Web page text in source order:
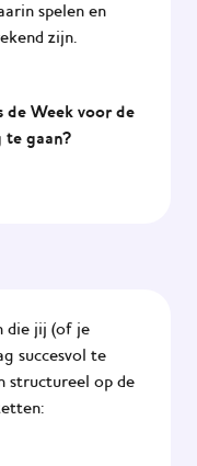
spelen en
zijn.
Week voor de
te gaan?
die jij (of je
succesvol te
structureel op de